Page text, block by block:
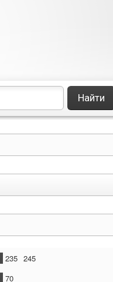
Найти
235 245
70